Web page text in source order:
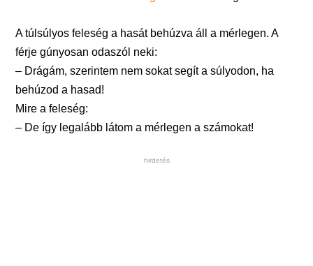
A túlsúlyos feleség a hasát behúzva áll a mérlegen. A
férje gúnyosan odaszól neki:
– Drágám, szerintem nem sokat segít a súlyodon, ha
behúzod a hasad!
Mire a feleség:
– De így legalább látom a mérlegen a számokat!
hirdetés